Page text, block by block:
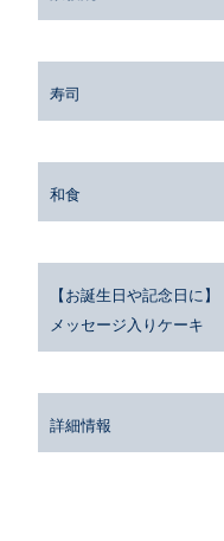
寿司
和食
【お誕生日や記念日に】
メッセージ入りケーキ
詳細情報